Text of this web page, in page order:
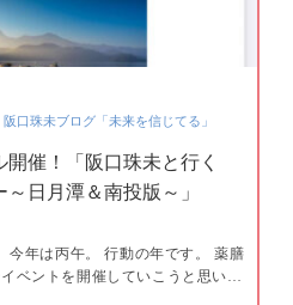
阪口珠未ブログ「未来を信じてる」
催！「阪口珠未と行く
日月潭＆南投版～」
今年は丙午。 行動の年です。 薬膳
ベントを開催していこうと思い…